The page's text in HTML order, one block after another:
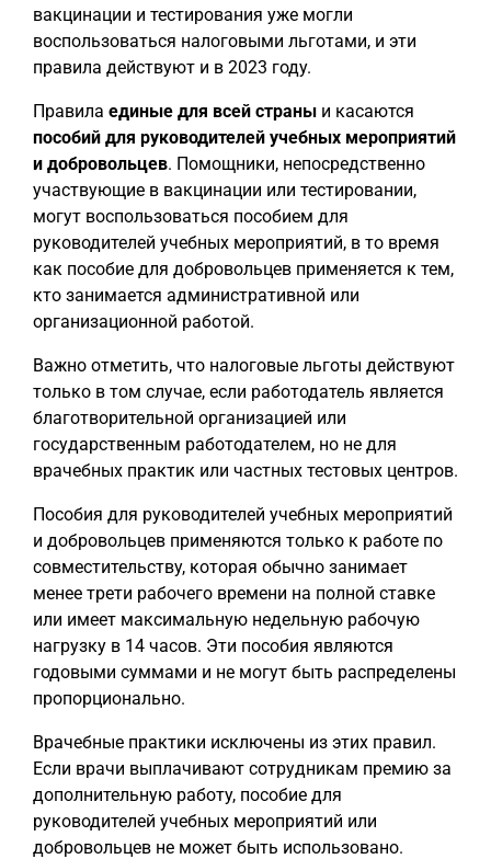
вакцинации и тестирования уже могли
воспользоваться налоговыми льготами, и эти
правила действуют и в 2023 году.
Правила единые для всей страны и касаются
пособий для руководителей учебных мероприятий
и добровольцев. Помощники, непосредственно
участвующие в вакцинации или тестировании,
могут воспользоваться пособием для
руководителей учебных мероприятий, в то время
как пособие для добровольцев применяется к тем,
кто занимается административной или
организационной работой.
Важно отметить, что налоговые льготы действуют
только в том случае, если работодатель является
благотворительной организацией или
государственным работодателем, но не для
врачебных практик или частных тестовых центров.
Пособия для руководителей учебных мероприятий
и добровольцев применяются только к работе по
совместительству, которая обычно занимает
менее трети рабочего времени на полной ставке
или имеет максимальную недельную рабочую
нагрузку в 14 часов. Эти пособия являются
годовыми суммами и не могут быть распределены
пропорционально.
Врачебные практики исключены из этих правил.
Если врачи выплачивают сотрудникам премию за
дополнительную работу, пособие для
руководителей учебных мероприятий или
добровольцев не может быть использовано.